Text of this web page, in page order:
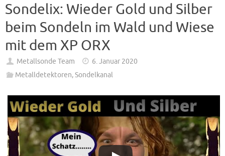
Sondelix: Wieder Gold und Silber
beim Sondeln im Wald und Wiese
mit dem XP ORX
Metallsonde Team
6. Januar 2020
Metalldetektoren,Sondelkanal